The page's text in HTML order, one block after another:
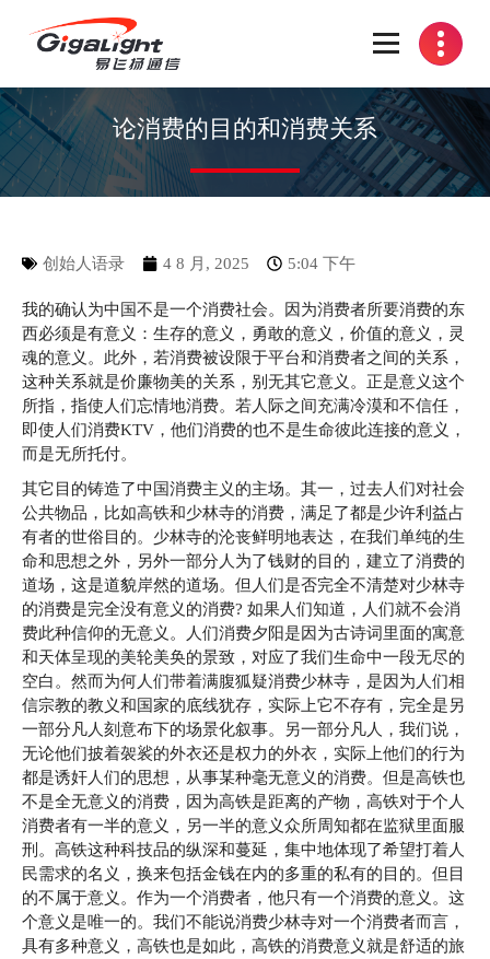
开放光网络器件的向导
论消费的目的和消费关系
创始人语录 4 8 月, 2025 5:04 下午
我的确认为中国不是一个消费社会。因为消费者所要消费的东
西必须是有意义：生存的意义，勇敢的意义，价值的意义，灵
魂的意义。此外，若消费被设限于平台和消费者之间的关系，
这种关系就是价廉物美的关系，别无其它意义。正是意义这个
所指，指使人们忘情地消费。若人际之间充满冷漠和不信任，
即使人们消费KTV，他们消费的也不是生命彼此连接的意义，
而是无所托付。
其它目的铸造了中国消费主义的主场。其一，过去人们对社会
公共物品，比如高铁和少林寺的消费，满足了都是少许利益占
有者的世俗目的。少林寺的沦丧鲜明地表达，在我们单纯的生
命和思想之外，另外一部分人为了钱财的目的，建立了消费的
道场，这是道貌岸然的道场。但人们是否完全不清楚对少林寺
的消费是完全没有意义的消费? 如果人们知道，人们就不会消
费此种信仰的无意义。人们消费夕阳是因为古诗词里面的寓意
和天体呈现的美轮美奂的景致，对应了我们生命中一段无尽的
空白。然而为何人们带着满腹狐疑消费少林寺，是因为人们相
信宗教的教义和国家的底线犹存，实际上它不存有，完全是另
一部分凡人刻意布下的场景化叙事。另一部分凡人，我们说，
无论他们披着袈裟的外衣还是权力的外衣，实际上他们的行为
都是诱奸人们的思想，从事某种毫无意义的消费。但是高铁也
不是全无意义的消费，因为高铁是距离的产物，高铁对于个人
消费者有一半的意义，另一半的意义众所周知都在监狱里面服
刑。高铁这种科技品的纵深和蔓延，集中地体现了希望打着人
民需求的名义，换来包括金钱在内的多重的私有的目的。但目
的不属于意义。作为一个消费者，他只有一个消费的意义。这
个意义是唯一的。我们不能说消费少林寺对一个消费者而言，
具有多种意义，高铁也是如此，高铁的消费意义就是舒适的旅